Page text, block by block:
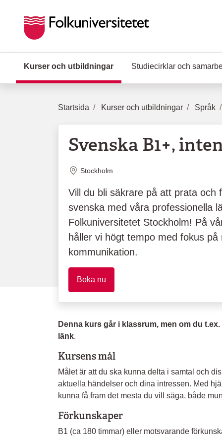
Kurser och utbildningar (Aktuell sida)
Studiecirklar och
Startsida Kurser och utbildningar Språk
Svenska B1+,
Plats
Stockholm
Vill du bli säkrare på att prata och
svenska med våra professionella
Folkuniversitetet Stockholm! På
håller vi högt tempo med fokus på
kommunikation.
Boka nu
Denna kurs går i klassrum, men om du
länk.
Kursens mål
Målet är att du ska kunna delta i samtal och
aktuella händelser och dina intressen. Med
kunna få fram det mesta du vill säga, både
Förkunskaper
B1 (ca 180 timmar) eller motsvarande